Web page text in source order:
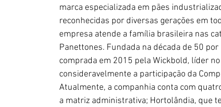
marca especializada em pães
reconhecidas por diversas gerações em
empresa atende a família brasileira nas
Panettones. Fundada na década de 50
comprada em 2015 pela Wickbold, líder
consideravelmente a participação da
Atualmente, a companhia conta com
a matriz administrativa; Hortolândia, que